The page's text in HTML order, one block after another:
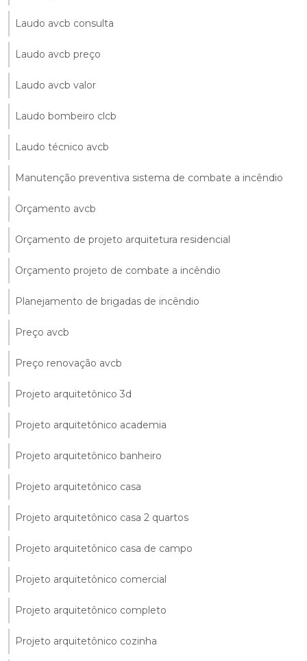
Laudo avcb consulta
Laudo avcb preço
Laudo avcb valor
Laudo bombeiro clcb
Laudo técnico avcb
Manutenção preventiva sistema de combate a incêndio
Orçamento avcb
Orçamento de projeto arquitetura residencial
Orçamento projeto de combate a incêndio
Planejamento de brigadas de incêndio
Preço avcb
Preço renovação avcb
Projeto arquitetônico 3d
Projeto arquitetônico academia
Projeto arquitetônico banheiro
Projeto arquitetônico casa
Projeto arquitetônico casa 2 quartos
Projeto arquitetônico casa de campo
Projeto arquitetônico comercial
Projeto arquitetônico completo
Projeto arquitetônico cozinha